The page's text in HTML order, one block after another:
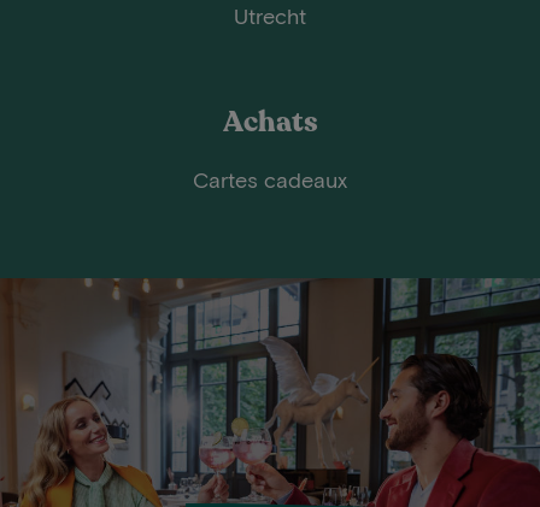
Utrecht
Achats
Cartes cadeaux